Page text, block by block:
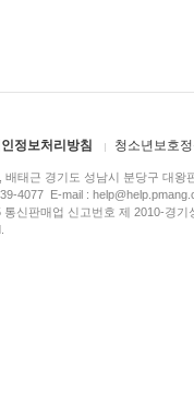
정보처리방침 청소년보호
태근 경기도 성남시 분당구 대왕
4077 E-mail :
통신판매업 신고번호 제 2010-경